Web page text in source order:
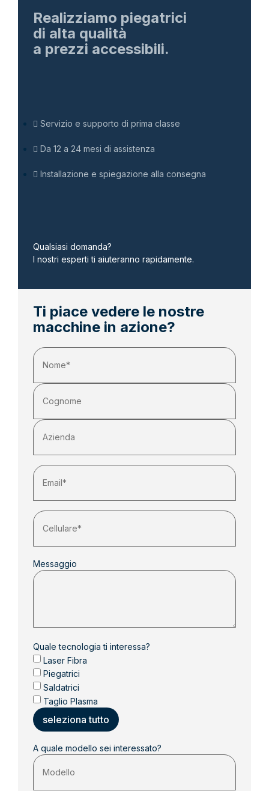
Realizziamo piegatrici
di alta qualità
a prezzi accessibili.
Servizio e supporto di prima classe
Da 12 a 24 mesi di assistenza
Installazione e spiegazione alla consegna
Qualsiasi domanda?
I nostri esperti ti aiuteranno rapidamente.
Ti piace vedere le nostre
macchine in azione?
Nome
Email
Messaggio
Quale tecnologia ti interessa?
Laser Fibra
Piegatrici
Saldatrici
Taglio Plasma
seleziona tutto
A quale modello sei interessato?